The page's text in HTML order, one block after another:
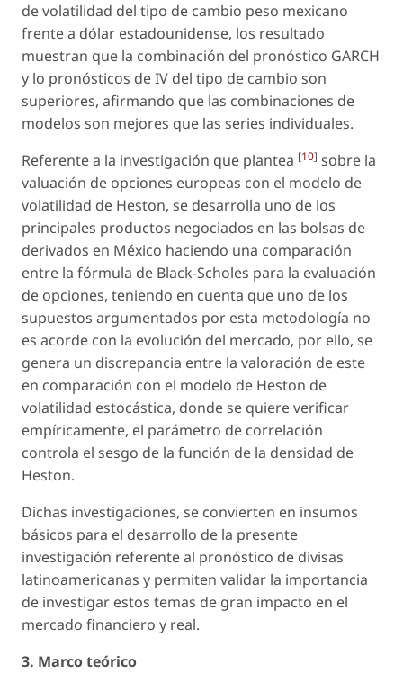
de volatilidad del tipo de cambio peso mexicano
frente a dólar estadounidense, los resultado
muestran que la combinación del pronóstico GARCH
y lo pronósticos de IV del tipo de cambio son
superiores, afirmando que las combinaciones de
modelos son mejores que las series individuales.
Referente a la investigación que plantea [10] sobre la
valuación de opciones europeas con el modelo de
volatilidad de Heston, se desarrolla uno de los
principales productos negociados en las bolsas de
derivados en México haciendo una comparación
entre la fórmula de Black-Scholes para la evaluación
de opciones, teniendo en cuenta que uno de los
supuestos argumentados por esta metodología no
es acorde con la evolución del mercado, por ello, se
genera un discrepancia entre la valoración de este
en comparación con el modelo de Heston de
volatilidad estocástica, donde se quiere verificar
empíricamente, el parámetro de correlación
controla el sesgo de la función de la densidad de
Heston.
Dichas investigaciones, se convierten en insumos
básicos para el desarrollo de la presente
investigación referente al pronóstico de divisas
latinoamericanas y permiten validar la importancia
de investigar estos temas de gran impacto en el
mercado financiero y real.
3. Marco teórico